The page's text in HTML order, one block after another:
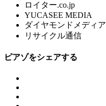
ロイター.co.jp
YUCASEE MEDIA
ダイヤモンドメディア
リサイクル通信
ピアゾをシェアする